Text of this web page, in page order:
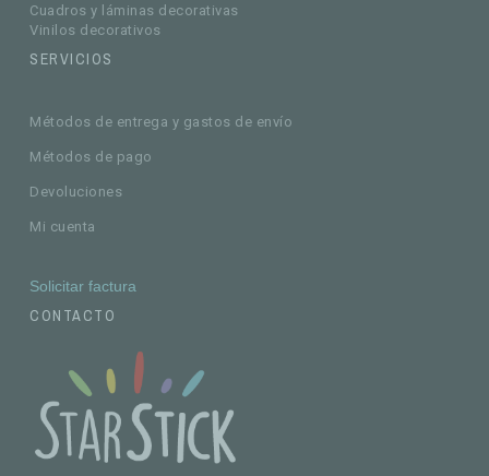
Cuadros y láminas decorativas
Vinilos decorativos
SERVICIOS
Métodos de entrega y gastos de envío
Métodos de pago
Devoluciones
Mi cuenta
Solicitar factura
CONTACTO